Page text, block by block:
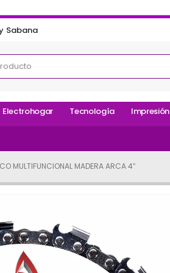
Sabana
Electrohogar Tecnología Impresión
MULTIFUNCIONAL MADERA ARCA 4″